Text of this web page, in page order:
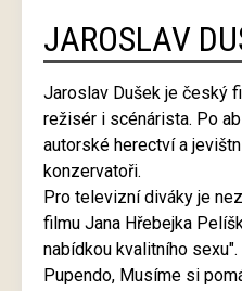
JAROSLAV
Jaroslav Dušek je český
režisér i scénárista. Po
autorské herectví a
konzervatoři.
Pro televizní diváky je
filmu Jana Hřebejka
nabídkou kvalitního
Pupendo, Musíme si